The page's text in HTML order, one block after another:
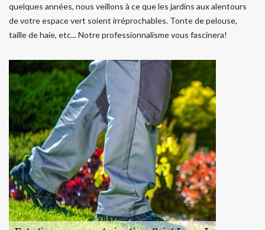
quelques années, nous veillons à ce que les jardins aux alentours
de votre espace vert soient irréprochables. Tonte de pelouse,
taille de haie, etc... Notre professionnalisme vous fascinera!